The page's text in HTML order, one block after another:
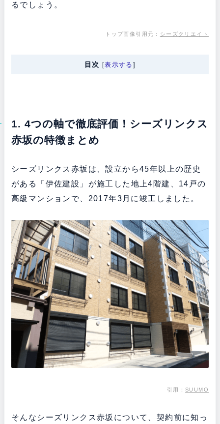
るでしょう。
トップ画像引用元： シーズクリエイト
目次 [表示する
1. 4つの軸で徹底評価！シーズリンクス
赤坂の特徴まとめ
シーズリンクス赤坂は、設立から45年以上の歴史
がある「伊佐建設」が施工した地上4階建、14戸の
高級マンションで、2017年3月に竣工しました。
引用：SUUMO
そんなシーズリンクス赤坂について、契約前に知っ